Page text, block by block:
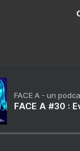
FACE A - un
FACE A #30 :